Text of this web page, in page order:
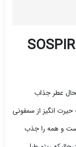
عطر جذاب
انگیز از سمفونی
است و همه را جذب